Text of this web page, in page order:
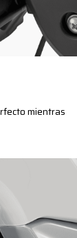
mientras